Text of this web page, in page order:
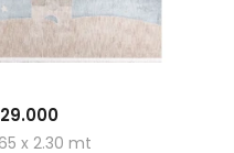
RÁPIDA
x 2.30 mt